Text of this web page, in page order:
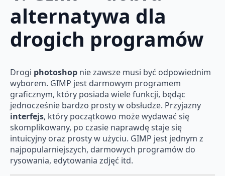
alternatywa dla
drogich programów
Drogi photoshop nie zawsze musi być odpowiednim
wyborem. GIMP jest darmowym programem
graficznym, który posiada wiele funkcji, będąc
jednocześnie bardzo prosty w obsłudze. Przyjazny
interfejs, który początkowo może wydawać się
skomplikowany, po czasie naprawdę staje się
intuicyjny oraz prosty w użyciu. GIMP jest jednym z
najpopularniejszych, darmowych programów do
rysowania, edytowania zdjęć itd.